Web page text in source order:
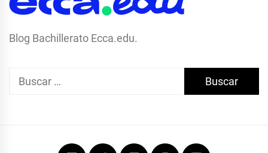
Blog Bachillerato Ecca.edu.
Buscar: